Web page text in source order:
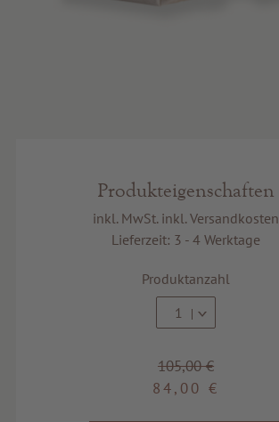
Produkteigenschaften
inkl. MwSt. inkl. Versandkosten
Lieferzeit: 3 - 4 Werktage
Produktanzahl
1
105,00 €
84,00 €